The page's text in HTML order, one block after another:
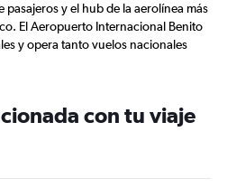
y el hub de la aerolínea más
El Aeropuerto Internacional Benito
y opera tanto vuelos nacionales
con tu viaje